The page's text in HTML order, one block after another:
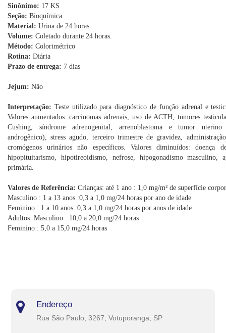
Labkids
Convênios
Trabalhe Conosco
Sinônimo: 17 KS
Seção: Bioquímica
Material: Urina de 24 horas.
Volume: Coletado durante 24 horas.
Método: Colorimétrico
Rotina: Diária
Prazo de entrega: 7 dias
Jejum: Nâo
Interpretação: Teste utilizado para diagnóstico de função adrenal e
Valores aumentados: carcinomas adrenais, uso de ACTH, tumores
Cushing, síndrome adrenogenital, arrenoblastoma e tumor
androgênico), stress agudo, terceiro trimestre de gravidez,
cromógenos urinários não específicos. Valores diminuídos: doença
hipopituitarismo, hipotireoidismo, nefrose, hipogonadismo masculino,
primária.
Valores de Referência: Crianças: até 1 ano : 1,0 mg/m² de superfície
Masculino : 1 a 13 anos :0,3 a 1,0 mg/24 horas por ano de idade
Feminino : 1 a 10 anos :0,3 a 1,0 mg/24 horas por anos de idade
Adultos: Masculino : 10,0 a 20,0 mg/24 horas
Feminino : 5,0 a 15,0 mg/24 horas
Endereço
Rua São Paulo, 3267, Votuporanga, SP